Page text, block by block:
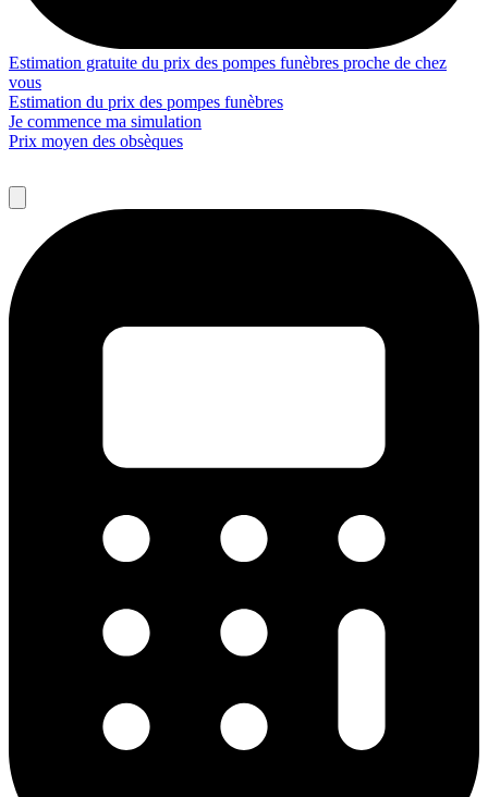
Estimation gratuite du prix des pompes funèbres proche de chez
vous
Estimation du prix des pompes funèbres
Je commence ma simulation
Prix moyen des obsèques